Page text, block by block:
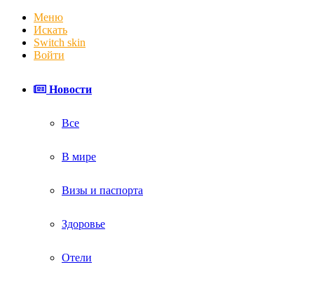
Меню
Искать
Switch skin
Войти
Новости
Все
В мире
Визы и паспорта
Здоровье
Отели